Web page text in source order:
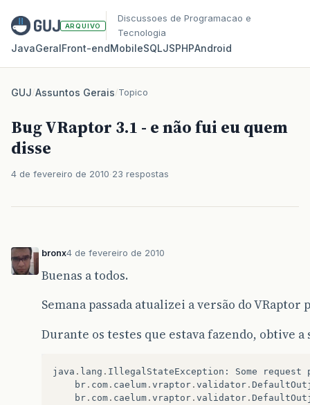
ARQUIVO
Discussoes de Programacao e
Tecnologia
JavaGeralFront‑endMobileSQLJSPHPAndroid
GUJ/Assuntos Gerais/Topico
Bug VRaptor 3.1 - e não fui eu quem
disse
4 de fevereiro de 2010 23 respostas
bronx4 de fevereiro de 2010
Buenas a todos.
Semana passada atualizei a versão do VRaptor
Durante os testes que estava fazendo, obtive
java . lang . IllegalStateException : Some request
br . com . caelum . vraptor . validator .
br . com . caelum . vraptor . validator .